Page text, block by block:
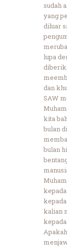
sudah
yang
diluar
lupa
dan
SAW
kita
bulan
bulan
kalian